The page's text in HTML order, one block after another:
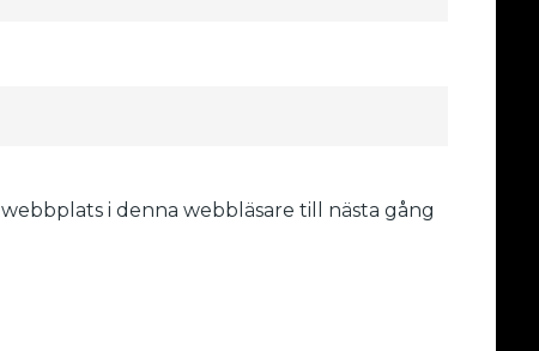
i denna webbläsare till nästa gång